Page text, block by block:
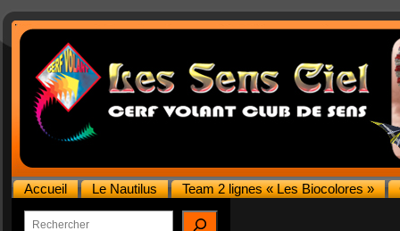
Accueil Le Nautilus Team 2 lignes « Les Biocolores »
Rechercher